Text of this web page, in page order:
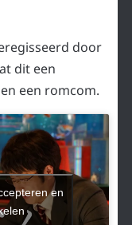
door
dit een
een romcom.
en